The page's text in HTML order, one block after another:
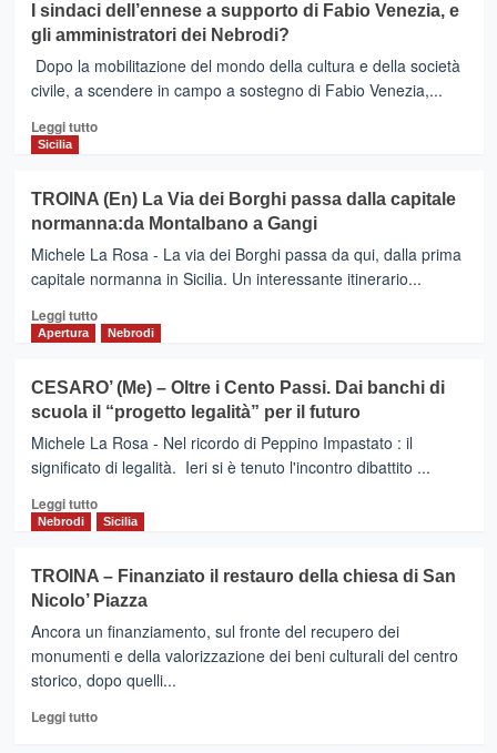
Nebrodi
Sicilia
–
Ecco
candidati
alle
2018
tra
sorprese
I sindaci dell’ennese a supporto di Fabio Venezia, e
gli amministratori dei Nebrodi?
Dopo la mobilitazione del mondo della cultura e della società
civile, a scendere in campo a sostegno di Fabio Venezia,...
Leggi tuttoLeggi
I
sindaci
dell’ennese
supporto
di
Fabio
gli
amministratori
dei
Nebrodi?
Sicilia
TROINA (En) La Via dei Borghi passa dalla capitale
normanna:da Montalbano a Gangi
Michele La Rosa - La via dei Borghi passa da qui, dalla prima
capitale normanna in Sicilia. Un interessante itinerario...
Leggi tuttoLeggi
TROINA
(En)
La
Via
dei
Borghi
passa
normanna:da
Montalbano
a
Gangi
Apertura Nebrodi
CESARO’ (Me) – Oltre i Cento Passi. Dai banchi di
scuola il “progetto legalità” per il futuro
Michele La Rosa - Nel ricordo di Peppino Impastato : il
significato di legalità. Ieri si è tenuto l'incontro dibattito ...
Leggi tuttoLeggi
di
CESARO’
(Me)
–
Oltre
i
Cento
Passi.
Nebrodi Sicilia
TROINA – Finanziato il restauro della chiesa di San
Nicolo’ Piazza
Ancora un finanziamento, sul fronte del recupero dei
monumenti e della valorizzazione dei beni culturali del centro
storico, dopo quelli...
Leggi tuttoLeggi